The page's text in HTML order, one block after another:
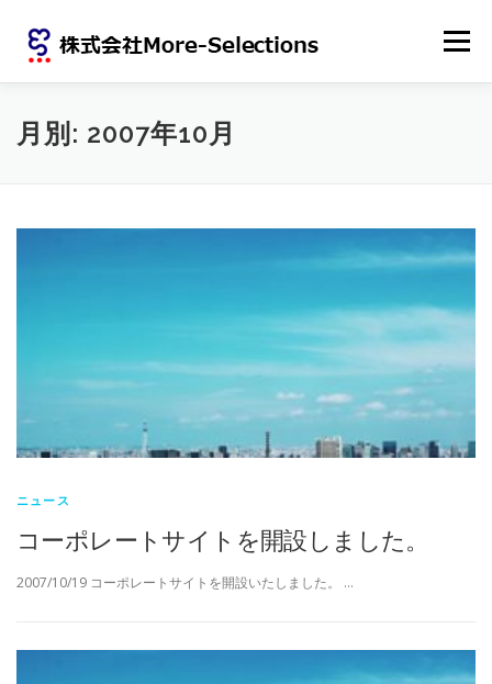
メニュー
ホーム 会社概要 ニュース
月別: 2007年10月
ニュース
コーポレートサイトを開設しました。
2007/10/19 コーポレートサイトを開設いたしました。 …